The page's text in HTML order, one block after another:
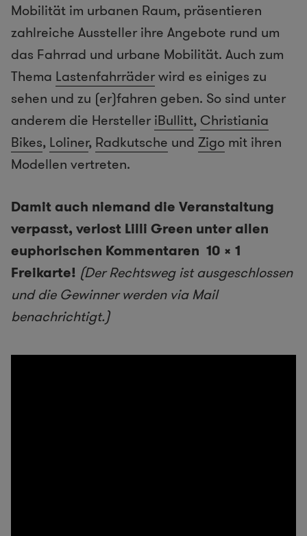
Mobilität im urbanen Raum, präsentieren
zahlreiche Aussteller ihre Angebote rund um
das Fahrrad und urbane Mobilität. Auch zum
Thema Lastenfahrräderwird es einiges zu
sehen und zu (er)fahren geben. So sind unter
anderem die Hersteller iBullitt, Christiania
Bikes, Loliner, Radkutsche und Zigo mit ihren
Modellen vertreten.
Damit auch niemand die Veranstaltung
verpasst, verlost Lilli Green unter allen
euphorischen Kommentaren 10 x 1
Freikarte! (Der Rechtsweg ist ausgeschlossen
und die Gewinner werden via Mail
benachrichtigt.)